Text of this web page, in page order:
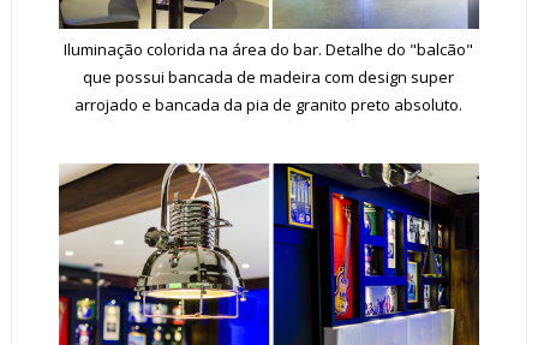
Iluminação colorida na área do bar. Detalhe do "balcão"
que possui bancada de madeira com design super
arrojado e bancada da pia de granito preto absoluto.